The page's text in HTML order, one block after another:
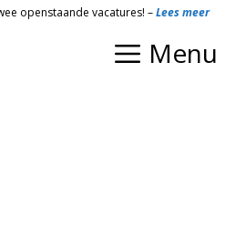
openstaande vacatures! –Lees meer
Menu